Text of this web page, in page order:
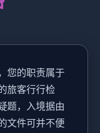
您的职责属于
旅客行行检
题，入境据由
文件可并不便